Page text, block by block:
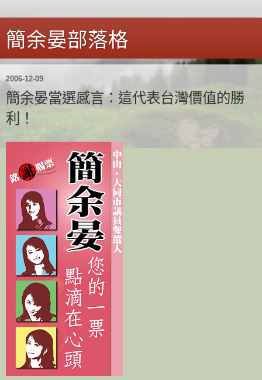
簡余晏部落格
2006-12-09
簡余晏當選感言：這代表台灣價值的勝
利！